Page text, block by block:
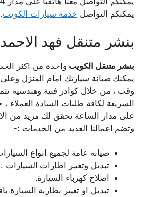
يمكنكم التواصل خدمة سيارات الكويت.
بنشر متنقل فهد الاحمد
بنشر متنقل الكويت واحدة من اكثر
يمكنك صيانة سيارتك امام المنزل
وقت ، من خلال كوادر فنية وهندسية
السريعة لكافة طلبات السادة العملاء
على مدار الساعة تحقق لك مزيد من
وتضم اعمالنا العديد من الخدمات :-
صيانة عامة لجميع انواع
تبديل وتغيير اطارات السيارات .
اصلاح كهرباء السيارة.
تبديل او تغيير بطارية السيارة